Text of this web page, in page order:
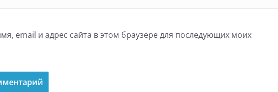
email и адрес сайта в этом браузере для последующих моих